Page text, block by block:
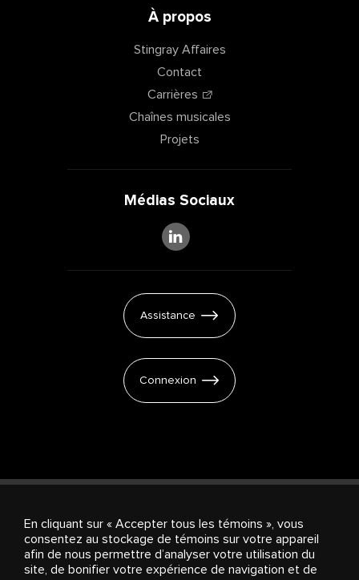
À propos
Stingray Affaires
Contact
Carrières
Chaînes musicales
Projets
Médias Sociaux
Assistance
Connexion
Products & Services Investisseurs
À propos de
Stingray
Carrières Salle de presse
Paramètres
des témoins
En cliquant sur « Accepter tous les témoins », vous
consentez au stockage de témoins sur votre appareil
afin de nous permettre d’analyser votre utilisation du
site, de bonifier votre expérience de navigation et de